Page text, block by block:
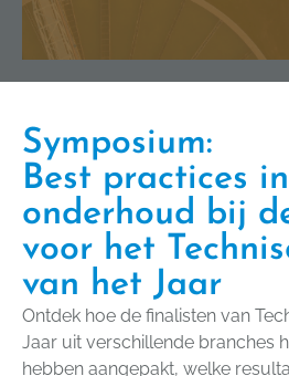
Symposium:
Best practices in
onderhoud bij
voor het
van het Jaar
Ontdek hoe de finalisten van
Jaar uit verschillende branches
hebben aangepakt, welke